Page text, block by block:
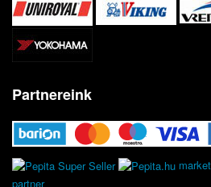
Partnereink
partner